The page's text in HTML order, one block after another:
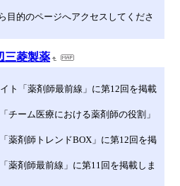
目的のページへアクセスしてくださ
三菱製薬
ト「薬剤師最前線」に第12回を掲載
チーム医療における薬剤師の役割」
薬剤師トレンドBOX」に第12回を掲
薬剤師最前線」に第11回を掲載しま